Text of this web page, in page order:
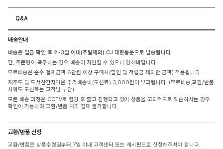
Q&A
배송안내
배송은 입금 확인 후 2~3일 이내(주말제외) CJ 대한통운으로 발송됩니다.
단, 주문량이 폭주하는 경우 배송이 지연될 수 있으니 양해바랍니다.
무료배송은 순수 결제금액 6만원 이상 구매시(할인 및 적립금 제외한 금액) 적용됩니다.
제주도 및 도서산간지역은 추가배송비(도선료) 3,000원이 부과됩니다. (무료배송,교환/반품
시에도 도선료는 고객님 부담)
모든 배송 과정은 CCTV로 촬영 후 출고 진행되고 있어 상품을 고의적으로 훼손하시는 경우
확인이 가능하며 교환/반품 처리 절대 불가합니다.
교환/반품 신청
교환/반품은 상품수령일부터 7일 이내 고객센터 또는 게시판으로 신청해주셔야 합니다.